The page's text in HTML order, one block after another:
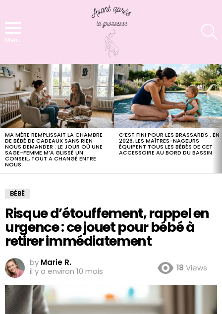
Menu
LATEST
STORIES
MA MÈRE REMPLISSAIT LA CHAMBRE
DE BÉBÉ DE CADEAUX SANS RIEN
NOUS DEMANDER : LE JOUR OÙ UNE
SAGE-FEMME M’A GLISSÉ UN
CONSEIL, TOUT A CHANGÉ ENTRE
NOUS
C’EST FINI POUR LES BRASSARDS : EN
2026, LES MAÎTRES-NAGEURS
ÉQUIPENT TOUS LES BÉBÉS DE CET
ACCESSOIRE AU BORD DU BASSIN
BÉBÉ
Risque d’étouffement, rappel en
urgence : ce jouet pour bébé à
retirer immédiatement
by Marie R.
il y a environ 10 mois
18 Views